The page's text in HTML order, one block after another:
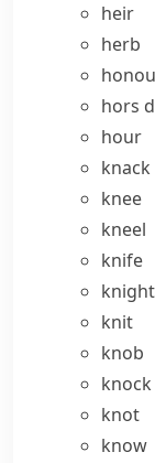
heir
herb
hors
hour
knack
knee
kneel
knife
knight
knit
knob
knock
knot
know